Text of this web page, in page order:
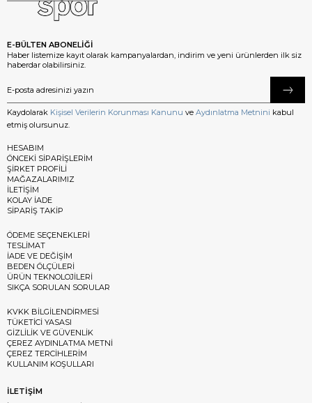
E-BÜLTEN ABONELİĞİ
Haber listemize kayıt olarak kampanyalardan, indirim ve yeni ürünlerden ilk siz
haberdar olabilirsiniz.
Kaydolarak Kişisel Verilerin Korunması Kanunu ve Aydınlatma Metnini kabul
etmiş olursunuz.
HESABIM
ÖNCEKİ SİPARİŞLERİM
ŞİRKET PROFİLİ
MAĞAZALARIMIZ
İLETİŞİM
KOLAY İADE
SİPARİŞ TAKİP
ÖDEME SEÇENEKLERİ
TESLİMAT
İADE VE DEĞİŞİM
BEDEN ÖLÇÜLERİ
ÜRÜN TEKNOLOJİLERİ
SIKÇA SORULAN SORULAR
KVKK BİLGİLENDİRMESİ
TÜKETİCİ YASASI
GİZLİLİK VE GÜVENLİK
ÇEREZ AYDINLATMA METNİ
ÇEREZ TERCİHLERİM
KULLANIM KOŞULLARI
İLETİŞİM